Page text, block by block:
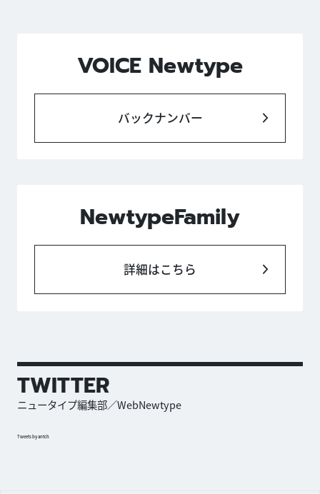
VOICE Newtype
バックナンバー
NewtypeFamily
詳細はこちら
TWITTER
ニュータイプ編集部／WebNewtype
Tweets by antch